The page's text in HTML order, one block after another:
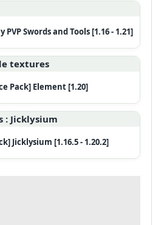
Swords and Tools [1.16 - 1.21]
Pack] Element [1.20]
Jicklysium [1.16.5 - 1.20.2]